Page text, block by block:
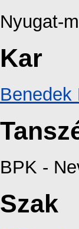
Nyugat-
Kar
Benedek
BPK -
Szak